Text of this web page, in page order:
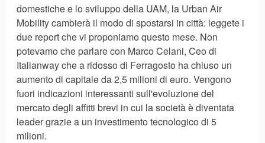
domestiche e lo sviluppo della UAM, la Urban Air
Mobility cambierà il modo di spostarsi in città: leggete i
due report che vi proponiamo questo mese. Non
potevamo che parlare con Marco Celani, Ceo di
Italianway che a ridosso di Ferragosto ha chiuso un
aumento di capitale da 2,5 milioni di euro. Vengono
fuori indicazioni interessanti sull'evoluzione del
mercato degli affitti brevi in cui la società è diventata
leader grazie a un investimento tecnologico di 5
milioni.